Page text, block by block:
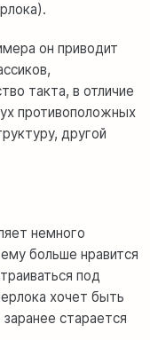
он приводит
такта, в отличие
противоположных
другой
немного
больше нравится
под
хочет быть
старается